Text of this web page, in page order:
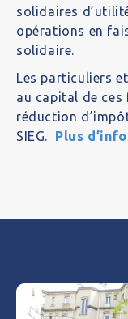
solidaires
opérations en
solidaire.
Les particuliers
au capital de ces
réduction
SIEG.
Plus